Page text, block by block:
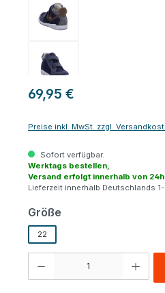
69,95 €
Preise inkl. MwSt. zzgl.
Sofort verfügbar.
Werktags bestellen,
Versand erfolgt innerhalb von 24h
Lieferzeit innerhalb Deutschlands
Größe
22
Produkt Anzahl: Gib den